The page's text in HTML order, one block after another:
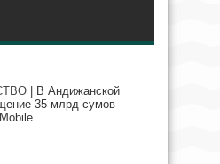
В Андижанской
35 млрд сумов